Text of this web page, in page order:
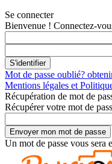
Se connecter
Bienvenue ! Connectez-
Mot de passe oublié?
Mentions légales et
Récupération de mot de
Récupérer votre mot de
Un mot de passe vous sera